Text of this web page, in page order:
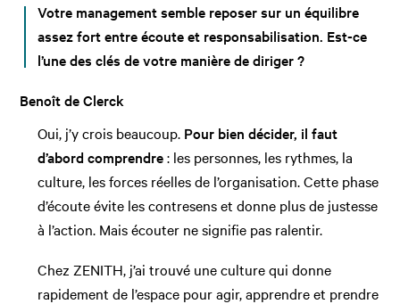
Votre management semble reposer sur un équilibre
assez fort entre écoute et responsabilisation. Est-ce
l’une des clés de votre manière de diriger ?
Benoît de Clerck
Oui, j’y crois beaucoup. Pour bien décider, il faut
d’abord comprendre: les personnes, les rythmes, la
culture, les forces réelles de l’organisation. Cette phase
d’écoute évite les contresens et donne plus de justesse
à l’action. Mais écouter ne signifie pas ralentir.
Chez ZENITH, j’ai trouvé une culture qui donne
rapidement de l’espace pour agir, apprendre et prendre